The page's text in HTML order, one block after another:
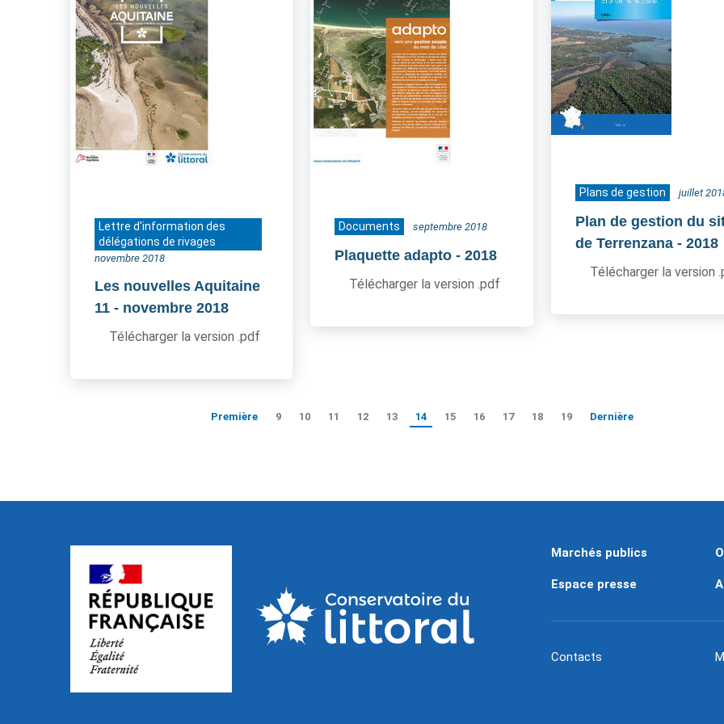
Lettre d'information des
délégations de rivages
novembre 2018
Les nouvelles Aquitaine
11 - novembre 2018
Télécharger la version .pdf
Documents septembre 2018
Plaquette adapto - 2018
Télécharger la version .pdf
Plans de gestion juillet
Plan de gestion du
de Terrenzana - 2018
Télécharger la version
Première 9 10 11 12 13 14 15 16 17 18 19 Dernière
Marchés publics
Espace presse
Contacts